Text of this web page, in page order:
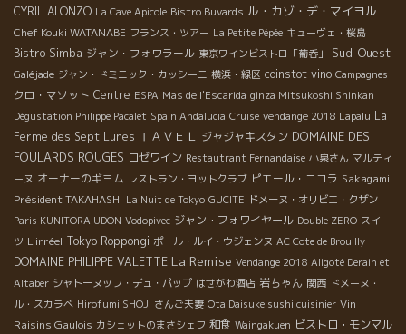
CYRIL ALONZO La Cave Apicole Bistro Buvards ル・カゾ・デ・マイヨル
Chef Kouki WATANABE フランス・ツアー La Petite Pépée キューヴェ・桜島
Bistro Simba ジャン・フォワラール 東京ワインビストロ「葡呑」 Sud-Ouest
Galéjade ジャン・ドミニック・カッシーニ 横浜・緑区 coinstot vino Campagnes
クロ・マソット Centre ESPA Mas de l'Escarida ginza Mitsukoshi Shinkan
Dégustation Philippe Pacalet Spain Andalucia Cruise vendange 2018 Lapalu La
Ferme des Sept Lunes ＴＡＶＥＬ ジャジャキスタン DOMAINE DES
FOULARDS ROUGES ロゼワイン Restautrant Fernandaise 小泉さん マルティ
ーヌ オーナーのギヨム レストラン・ヨットクラブ ピエール・ニコラ Sakagami
Président TAKAHASHI La Nuit de Tokyo GUCITE ドメーヌ・オリビエ・クザン
Paris KUNITORA UDON Vodopivec ジャン・フォワイヤール Double ZERO スイー
ツ L'irréel Tokyo Roppongi ポール・ルイ・ウジェンヌ AC Cote de Brouilly
DOMAINE PHILIPPE VALETTE La Remise Vendange 2018 Aligoté Derain et
Altaber シャトーヌッフ・デュ・パップ はせがわ酒店 岩ちゃん 関西 ドメーヌ・
ル・スカラベ Hirofumi SHOJI さんご夫妻 Ota Daisuke sushi cuisinier Vin
Raisins Gaulois カシェットのまさシェフ 和食 Waingakuen ビストロ・モンマル